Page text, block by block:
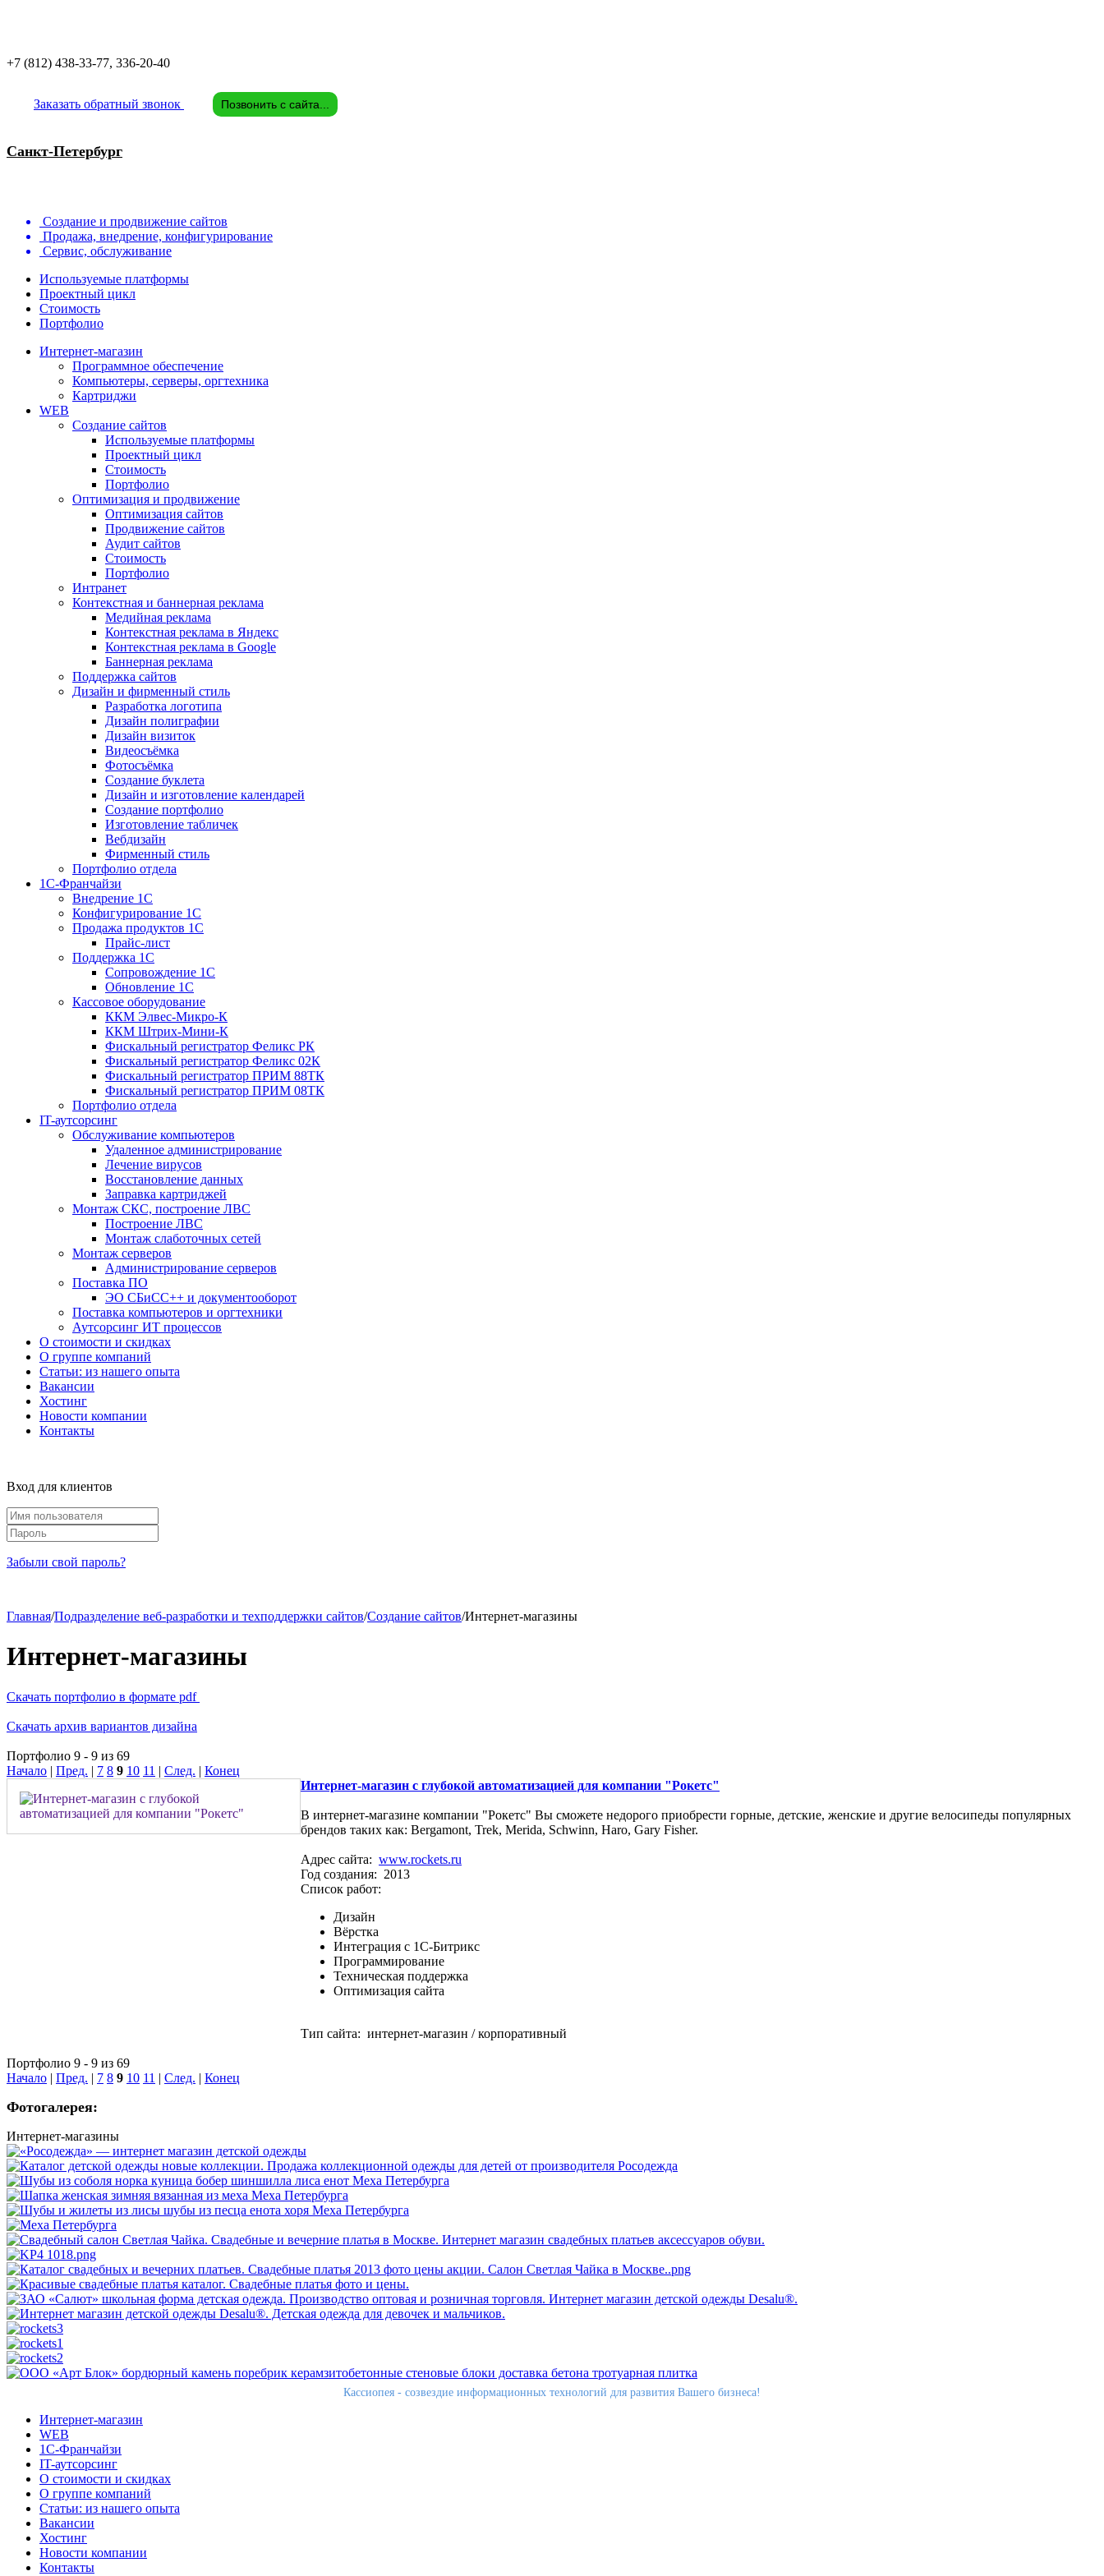
+7 (812) 438-33-77, 336-20-40
Заказать обратный звонок Позвонить с сайта...
Санкт-Петербург
Создание и продвижение сайтов
Продажа, внедрение, конфигурирование
Сервис, обслуживание
Используемые платформы
Проектный цикл
Стоимость
Портфолио
Интернет-магазин
Программное обеспечение
Компьютеры, серверы, оргтехника
Картриджи
WEB
Создание сайтов
Используемые платформы
Проектный цикл
Стоимость
Портфолио
Оптимизация и продвижение
Оптимизация сайтов
Продвижение сайтов
Аудит сайтов
Стоимость
Портфолио
Интранет
Контекстная и баннерная реклама
Медийная реклама
Контекстная реклама в Яндекс
Контекстная реклама в Google
Баннерная реклама
Поддержка сайтов
Дизайн и фирменный стиль
Разработка логотипа
Дизайн полиграфии
Дизайн визиток
Видеосъёмка
Фотосъёмка
Создание буклета
Дизайн и изготовление календарей
Создание портфолио
Изготовление табличек
Вебдизайн
Фирменный стиль
Портфолио отдела
1С-Франчайзи
Внедрение 1С
Конфигурирование 1С
Продажа продуктов 1С
Прайс-лист
Поддержка 1С
Сопровождение 1С
Обновление 1С
Кассовое оборудование
ККМ Элвес-Микро-К
ККМ Штрих-Мини-К
Фискальный регистратор Феликс РК
Фискальный регистратор Феликс 02К
Фискальный регистратор ПРИМ 88ТК
Фискальный регистратор ПРИМ 08ТК
Портфолио отдела
IT-аутсорсинг
Обслуживание компьютеров
Удаленное администрирование
Лечение вирусов
Восстановление данных
Заправка картриджей
Монтаж СКС, построение ЛВС
Построение ЛВС
Монтаж слаботочных сетей
Монтаж серверов
Администрирование серверов
Поставка ПО
ЭО СБиСС++ и документооборот
Поставка компьютеров и оргтехники
Аутсорсинг ИТ процессов
О стоимости и скидках
О группе компаний
Статьи: из нашего опыта
Вакансии
Хостинг
Новости компании
Контакты
Вход для клиентов
Забыли свой пароль?
Главная/Подразделение веб-разработки и техподдержки сайтов/Создание сайтов/Интернет-магазины
Интернет-магазины
Скачать портфолио в формате pdf
Скачать архив вариантов дизайна
Портфолио 9 - 9 из 69
Начало | Пред. | 7 8 9 10 11 | След. | Конец
Интернет-магазин с глубокой автоматизацией для компании "Рокетс"
В интернет-магазине компании "Рокетс" Вы сможете недорого приобрести горные, детские, женские и другие велосипеды популярных
брендов таких как: Bergamont, Trek, Merida, Schwinn, Haro, Gary Fisher.
Адрес сайта: www.rockets.ru
Год создания: 2013
Список работ:
Дизайн
Вёрстка
Интеграция с 1С-Битрикс
Программирование
Техническая поддержка
Оптимизация сайта
Тип сайта: интернет-магазин / корпоративный
Портфолио 9 - 9 из 69
Начало | Пред. | 7 8 9 10 11 | След. | Конец
Фотогалерея:
Интернет-магазины
Кассиопея - созвездие информационных технологий для развития Вашего бизнеса!
Интернет-магазин
WEB
1С-Франчайзи
IT-аутсорсинг
О стоимости и скидках
О группе компаний
Статьи: из нашего опыта
Вакансии
Хостинг
Новости компании
Контакты